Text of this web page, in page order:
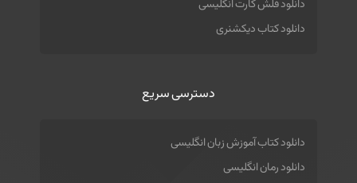
دانلود فلش کارت انگلیسی
دانلود کتاب دیکشنری
دسترسی سریع
دانلود کتاب آموزش زبان انگلیسی
دانلود رمان انگلیسی